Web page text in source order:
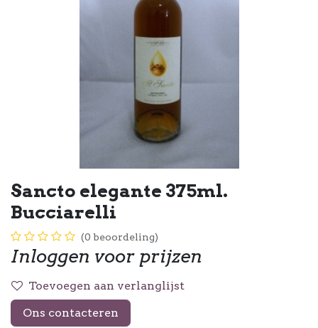
Sancto elegante 375ml.
Bucciarelli
(0 beoordeling)
Inloggen voor prijzen
Toevoegen aan verlanglijst
Ons contacteren